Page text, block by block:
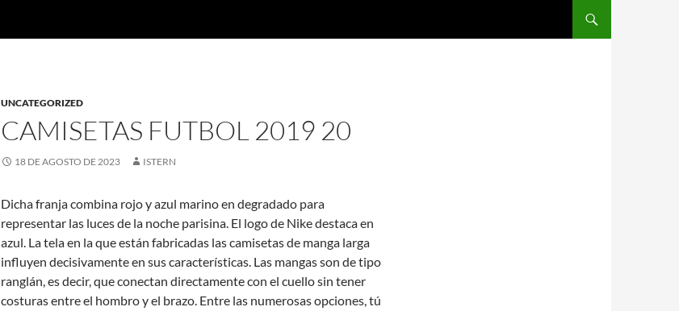
UNCATEGORIZED
CAMISETAS FUTBOL 2019 20
18 DE AGOSTO DE 2023 ISTERN
Dicha franja combina rojo y azul marino en degradado para
representar las luces de la noche parisina. El logo de Nike destaca en
azul. La tela en la que están fabricadas las camisetas de manga larga
influyen decisivamente en sus características. Las mangas son de tipo
ranglán, es decir, que conectan directamente con el cuello sin tener
costuras entre el hombro y el brazo. Entre las numerosas opciones, tú